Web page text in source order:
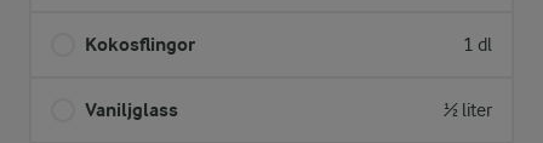
Kokosflingor 1 dl
Vaniljglass ½ liter